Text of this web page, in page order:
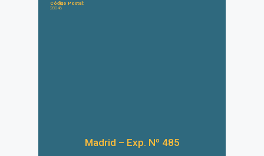
Código Postal:
28046
Madrid – Exp. Nº 485